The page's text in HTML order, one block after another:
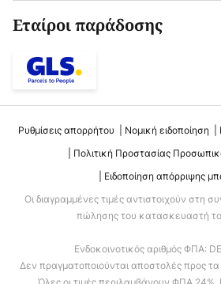
Εταίροι παράδοσης
Ρυθμίσεις απορρήτου Νομική ειδοποίηση
Πολιτική Προστασίας
Ειδοποίηση απόρριψης
Οι διαγραμμένες τιμές αντιστοιχούν στη
πώλησης του κατασκευαστή
Ενδοκοινοτικός αριθμός ΦΠΑ:
Δεν πραγματοποιούνται αποστολές προς τα